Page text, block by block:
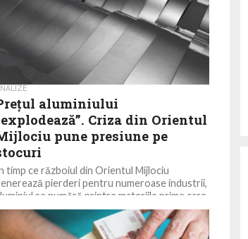
aluminiului
Criza din Orientul
pune presiune pe
timp ce războiul din Orientul Mijlociu
pierderi pentru numeroase industrii,
se numără printre materiile prime care
avut o...